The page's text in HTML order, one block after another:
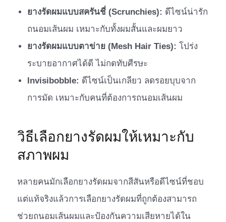
ยางรัดผมแบบสครันชี่ (Scrunchies): ดีไซน์น่ารัก
ถนอมเส้นผม เหมาะกับทั้งผมสั้นและผมยาว
ยางรัดผมแบบตาข่าย (Mesh Hair Ties): โปร่ง
ระบายอากาศได้ดี ไม่กดทับศีรษะ
Invisibobble: ดีไซน์เป็นเกลียว ลดรอยบุบจาก
การมัด เหมาะกับคนที่ต้องการถนอมเส้นผม
วิธีเลือกยางรัดผมให้เหมาะกับ
สภาพผม
หลายคนมักเลือกยางรัดผมจากสีสันหรือดีไซน์ที่ชอบ
แต่แท้จริงแล้วการเลือกยางรัดผมที่ถูกต้องสามารถ
ช่วยถนอมเส้นผมและป้องกันความเสียหายได้ใน